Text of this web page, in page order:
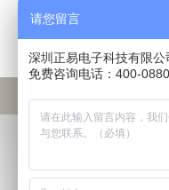
下一篇：3D
产品介绍
请您留言
深圳正易电子科技有限公
免费咨询电话：400-